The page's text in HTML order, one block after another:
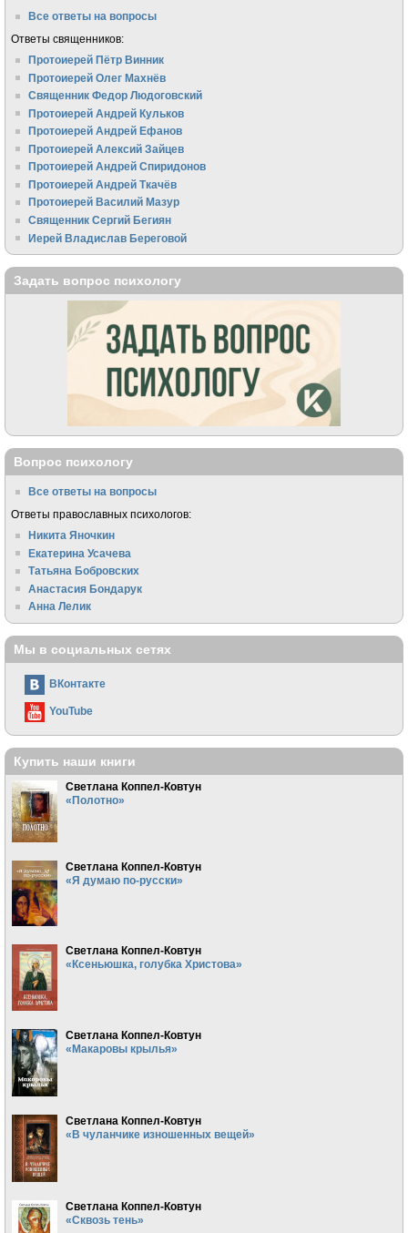
Все ответы на вопросы
Ответы священников:
Протоиерей Пётр Винник
Протоиерей Олег Махнёв
Священник Федор Людоговский
Протоиерей Андрей Кульков
Протоиерей Андрей Ефанов
Протоиерей Алексий Зайцев
Протоиерей Андрей Спиридонов
Протоиерей Андрей Ткачёв
Протоиерей Василий Мазур
Священник Сергий Бегиян
Иерей Владислав Береговой
Задать вопрос психологу
Вопрос психологу
Все ответы на вопросы
Ответы православных психологов:
Никита Яночкин
Екатерина Усачева
Татьяна Бобровских
Анастасия Бондарук
Анна Лелик
Мы в социальных сетях
ВКонтакте
YouTube
Купить наши книги
Светлана Коппел-Ковтун
«Полотно»
Светлана Коппел-Ковтун
«Я думаю по-русски»
Светлана Коппел-Ковтун
«Ксеньюшка, голубка Христова»
Светлана Коппел-Ковтун
«Макаровы крылья»
Светлана Коппел-Ковтун
«В чуланчике изношенных вещей»
Светлана Коппел-Ковтун
«Сквозь тень»